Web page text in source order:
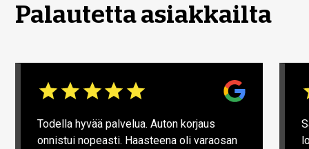
Palautetta asiakkailta
Todella hyvää palvelua. Auton korjaus
onnistui nopeasti. Haasteena oli varaosan